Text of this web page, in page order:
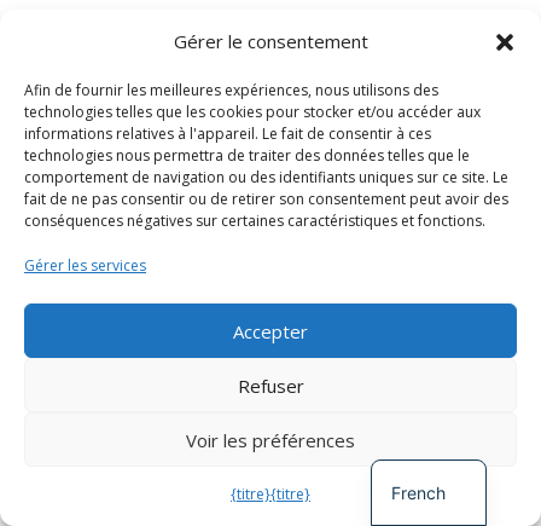
Gérer le consentement
Afin de fournir les meilleures expériences, nous utilisons des
technologies telles que les cookies pour stocker et/ou accéder aux
informations relatives à l'appareil. Le fait de consentir à ces
technologies nous permettra de traiter des données telles que le
comportement de navigation ou des identifiants uniques sur ce site. Le
fait de ne pas consentir ou de retirer son consentement peut avoir des
conséquences négatives sur certaines caractéristiques et fonctions.
Gérer les services
Accepter
Refuser
Voir les préférences
{titre}{titre}
communautés.
Ce projet examine l'interface entre la
permaculture et la politique
agroécologique. Nous examinerons deux
ou trois documents de politique nationale
agroécologiques, en cartographiant
comment le cadre de conception de la
permaculture intersecte déjà les positions
politiques ou comment il pourrait les
de cette analyse, nous développerons un
ensemble de recommandations concrètes
sur la manière dont la permaculture, en
French